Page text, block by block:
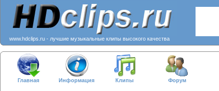
www.hdclips.ru - лучшие музыкальные клипы высокого качества
Главная Информация Клипы Форум